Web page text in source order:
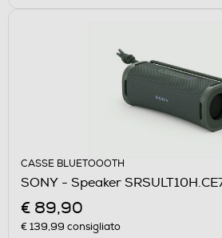
CASSE BLUETOOOTH
SONY - Speaker
€ 89,90
€ 139,99 consigliato